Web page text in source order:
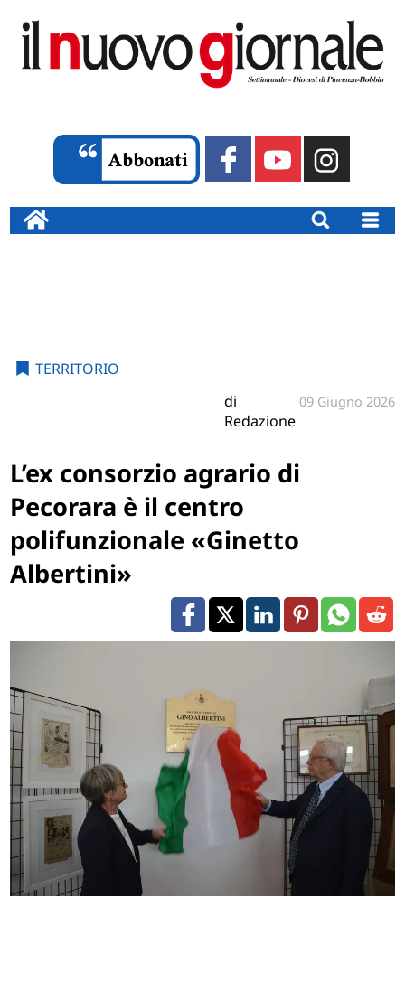
TERRITORIO
di
Redazione
09 Giugno 2026
L’ex consorzio agrario di
Pecorara è il centro
polifunzionale «Ginetto
Albertini»